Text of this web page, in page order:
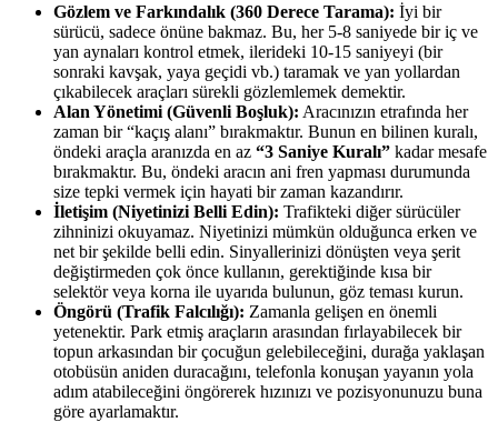
Gözlem ve Farkındalık (360 Derece Tarama): İyi bir
sürücü, sadece önüne bakmaz. Bu, her 5-8 saniyede bir iç ve
yan aynaları kontrol etmek, ilerideki 10-15 saniyeyi (bir
sonraki kavşak, yaya geçidi vb.) taramak ve yan yollardan
çıkabilecek araçları sürekli gözlemlemek demektir.
Alan Yönetimi (Güvenli Boşluk): Aracınızın etrafında her
zaman bir “kaçış alanı” bırakmaktır. Bunun en bilinen kuralı,
öndeki araçla aranızda en az “3 Saniye Kuralı” kadar mesafe
bırakmaktır. Bu, öndeki aracın ani fren yapması durumunda
size tepki vermek için hayati bir zaman kazandırır.
İletişim (Niyetinizi Belli Edin): Trafikteki diğer sürücüler
zihninizi okuyamaz. Niyetinizi mümkün olduğunca erken ve
net bir şekilde belli edin. Sinyallerinizi dönüşten veya şerit
değiştirmeden çok önce kullanın, gerektiğinde kısa bir
selektör veya korna ile uyarıda bulunun, göz teması kurun.
Öngörü (Trafik Falcılığı): Zamanla gelişen en önemli
yetenektir. Park etmiş araçların arasından fırlayabilecek bir
topun arkasından bir çocuğun gelebileceğini, durağa yaklaşan
otobüsün aniden duracağını, telefonla konuşan yayanın yola
adım atabileceğini öngörerek hızınızı ve pozisyonunuzu buna
göre ayarlamaktır.